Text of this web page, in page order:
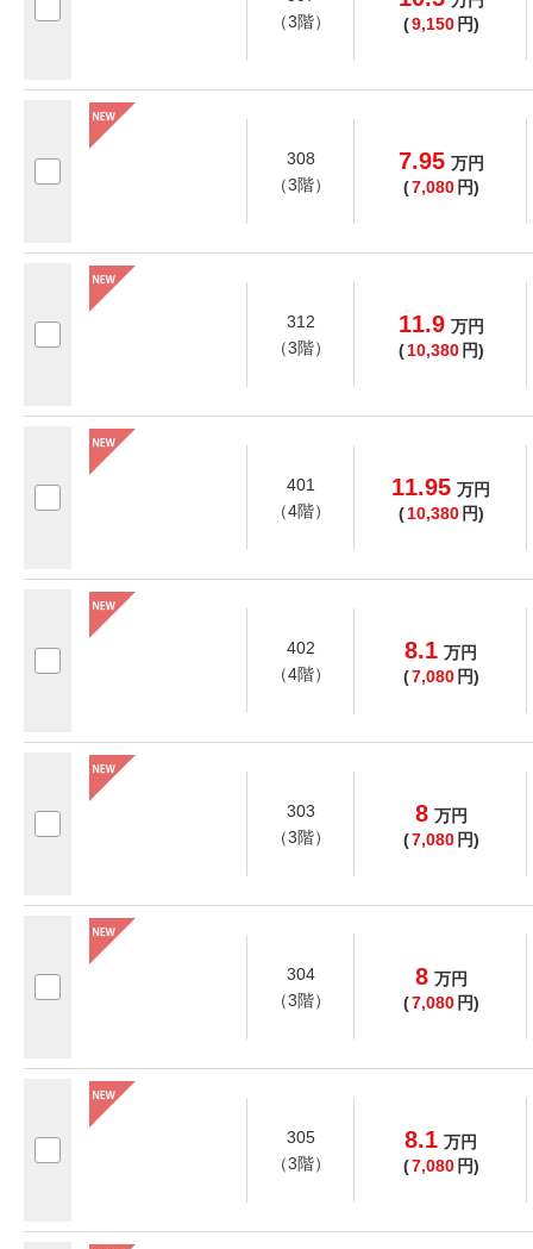
（3階）
(9,150 円)
308
（3階）
7.95 万円
(7,080 円)
312
（3階）
11.9 万円
( 10,380 円)
401
（4階）
11.95 万円
( 10,380 円)
402
（4階）
8.1 万円
(7,080 円)
303
（3階）
8 万円
(7,080 円)
304
（3階）
8 万円
(7,080 円)
305
（3階）
8.1 万円
(7,080 円)